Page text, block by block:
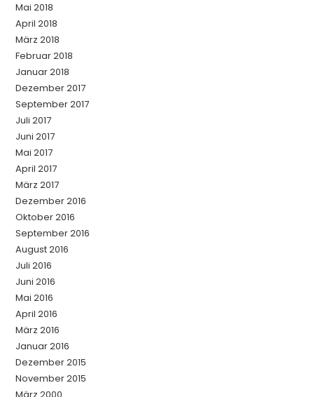
Mai 2018
April 2018
März 2018
Februar 2018
Januar 2018
Dezember 2017
September 2017
Juli 2017
Juni 2017
Mai 2017
April 2017
März 2017
Dezember 2016
Oktober 2016
September 2016
August 2016
Juli 2016
Juni 2016
Mai 2016
April 2016
März 2016
Januar 2016
Dezember 2015
November 2015